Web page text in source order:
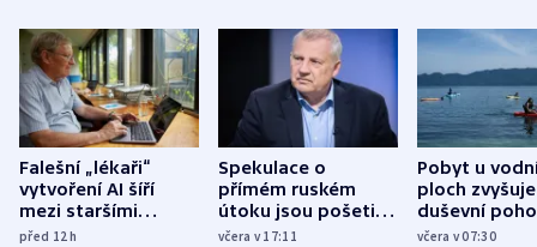
Falešní „lékaři“
vytvoření AI šíří
mezi staršími
Poláky nebezpečné
před 12h
Spekulace o
přímém ruském
útoku jsou pošetilé,
míní estonský
včera v 17:11
Pobyt u
ploch zvyšuje
duševní
ukázala
včera v 07:30